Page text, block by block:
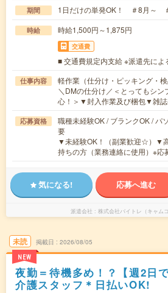
期間 1日だけの単発OK！ ＃8月～
時給 時給1,500円～1,875円
交通費
■ 交通費規定内支給 ※派遣先によ
仕事内容
軽作業（仕分け・ピッキング・検
＼DMの仕分け／＜とってもシン
心！＞▼封入作業及び梱包▼雑
応募資格
職種未経験OK / ブランクOK / パ
要
▼未経験OK！（副業歓迎☆）▼
持ちの方（業務連絡に使用）※
気になる! 応募へ進む
派遣会社 株式会社バイトレ（キャム
未読
NEW
掲載日 2026/08/05
夜勤＝待機多め！？【週2日
介護スタッフ＊日払いOK!